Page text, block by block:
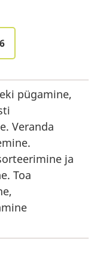
pügamine,
Veranda
ja
Toa